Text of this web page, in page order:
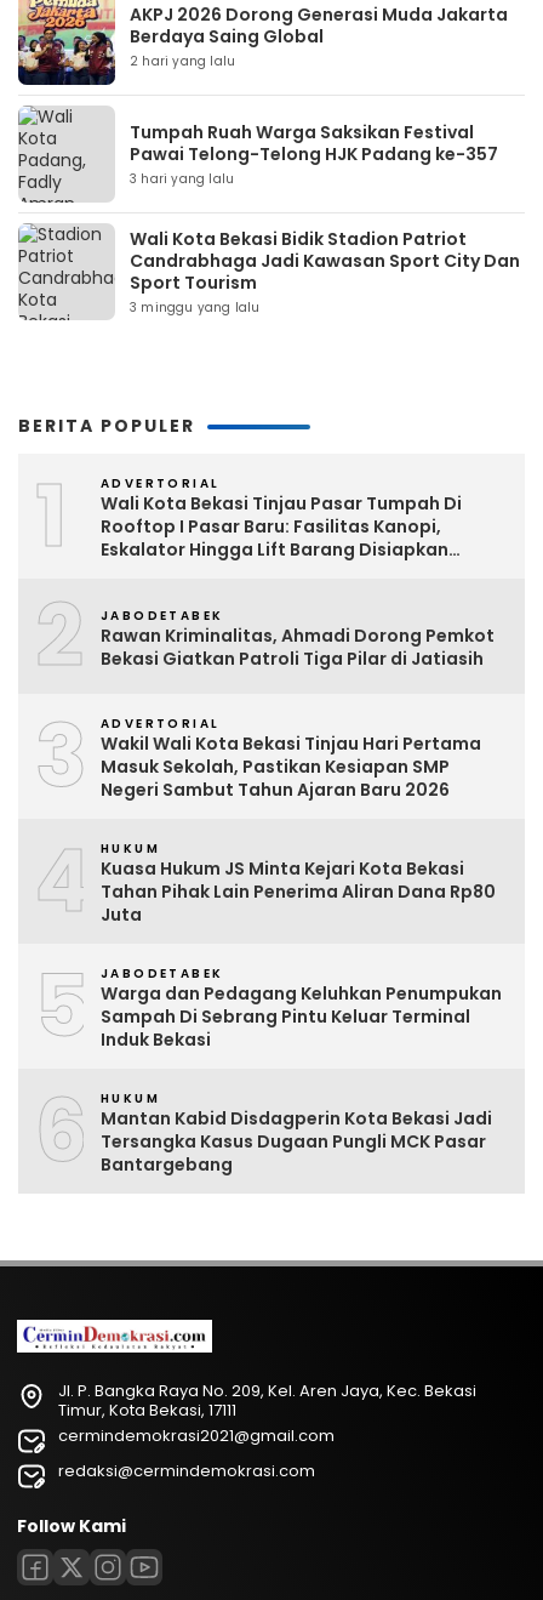
AKPJ 2026 Dorong Generasi Muda Jakarta
Berdaya Saing Global
2 hari yang lalu
Tumpah Ruah Warga Saksikan Festival
Pawai Telong-Telong HJK Padang ke-357
3 hari yang lalu
Wali Kota Bekasi Bidik Stadion Patriot
Candrabhaga Jadi Kawasan Sport City Dan
Sport Tourism
3 minggu yang lalu
BERITA POPULER
1 ADVERTORIAL
Wali Kota Bekasi Tinjau Pasar Tumpah Di
Rooftop I Pasar Baru: Fasilitas Kanopi,
Eskalator Hingga Lift Barang Disiapkan
2 JABODETABEK
Rawan Kriminalitas, Ahmadi Dorong Pemkot
Bekasi Giatkan Patroli Tiga Pilar di Jatiasih
3 ADVERTORIAL
Wakil Wali Kota Bekasi Tinjau Hari Pertama
Masuk Sekolah, Pastikan Kesiapan SMP
Negeri Sambut Tahun Ajaran Baru 2026
4 HUKUM
Kuasa Hukum JS Minta Kejari Kota Bekasi
Tahan Pihak Lain Penerima Aliran Dana Rp80
Juta
5 JABODETABEK
Warga dan Pedagang Keluhkan Penumpukan
Sampah Di Sebrang Pintu Keluar Terminal
Induk Bekasi
6 HUKUM
Mantan Kabid Disdagperin Kota Bekasi Jadi
Tersangka Kasus Dugaan Pungli MCK Pasar
Bantargebang
Jl. P. Bangka Raya No. 209, Kel. Aren Jaya, Kec. Bekasi
Timur, Kota Bekasi, 17111
cermindemokrasi2021@gmail.com
redaksi@cermindemokrasi.com
Follow Kami